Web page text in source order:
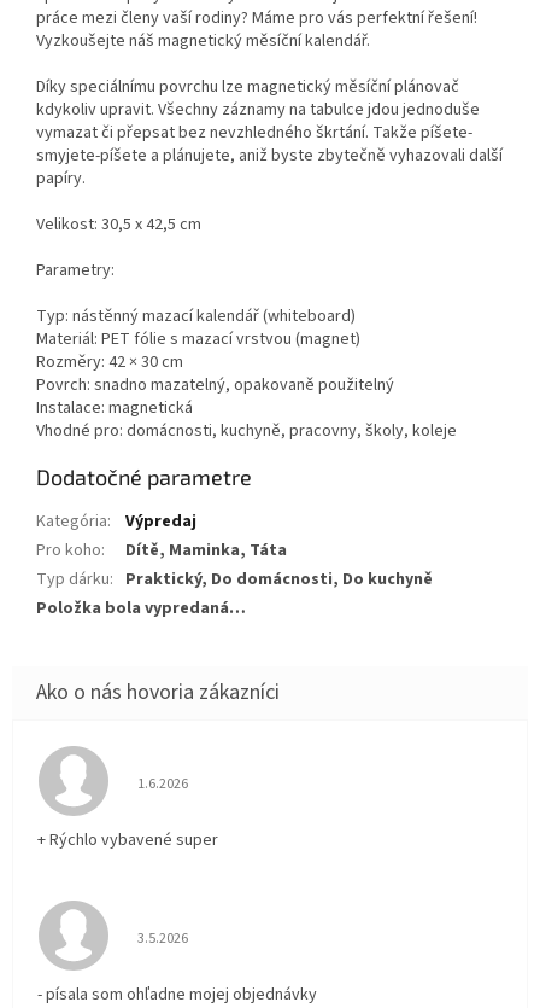
práce mezi členy vaší rodiny? Máme pro vás perfektní řešení!
Vyzkoušejte náš magnetický měsíční kalendář.
Díky speciálnímu povrchu lze magnetický měsíční plánovač
kdykoliv upravit. Všechny záznamy na tabulce jdou jednoduše
vymazat či přepsat bez nevzhledného škrtání. Takže píšete-
smyjete-píšete a plánujete, aniž byste zbytečně vyhazovali další
papíry.
Velikost: 30,5 x 42,5 cm
Parametry:
Typ: nástěnný mazací kalendář (whiteboard)
Materiál: PET fólie s mazací vrstvou (magnet)
Rozměry: 42 × 30 cm
Povrch: snadno mazatelný, opakovaně použitelný
Instalace: magnetická
Vhodné pro: domácnosti, kuchyně, pracovny, školy, koleje
Dodatočné parametre
Kategória:
Výpredaj
Pro koho:
Dítě, Maminka, Táta
Typ dárku: Praktický, Do domácnosti, Do kuchyně
Položka bola vypredaná…
Hodnotenie obchodu je 5 z 5 hviezdičiek.
1.6.2026
+ Rýchlo vybavené super
Hodnotenie obchodu je 3 z 5 hviezdičiek.
3.5.2026
- písala som ohľadne mojej objednávky